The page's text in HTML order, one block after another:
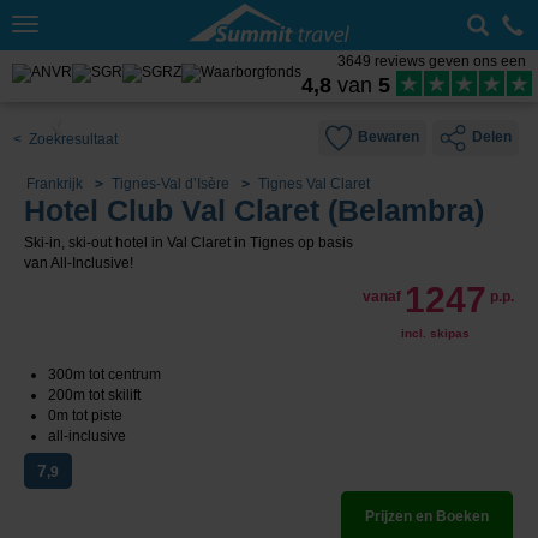
Toggle
3649 reviews geven ons een
4,8 van 5
< Zoekresultaat Bewaren Delen
Frankrijk Tignes-Val d’Isère Tignes Val Claret
Hotel Club Val Claret (Belambra)
Ski-in, ski-out hotel in Val Claret in Tignes op basis
van All-Inclusive!
vanaf 1247 p.p.
incl. skipas
300m tot centrum
200m tot skilift
0m tot piste
all-inclusive
7,9
Prijzen en Boeken